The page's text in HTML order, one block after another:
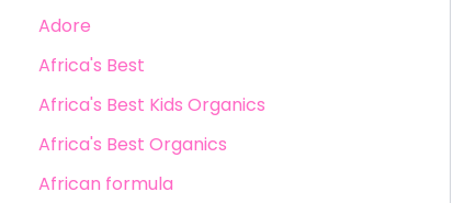
Adore
Africa's Best
Africa's Best Kids Organics
Africa's Best Organics
African formula